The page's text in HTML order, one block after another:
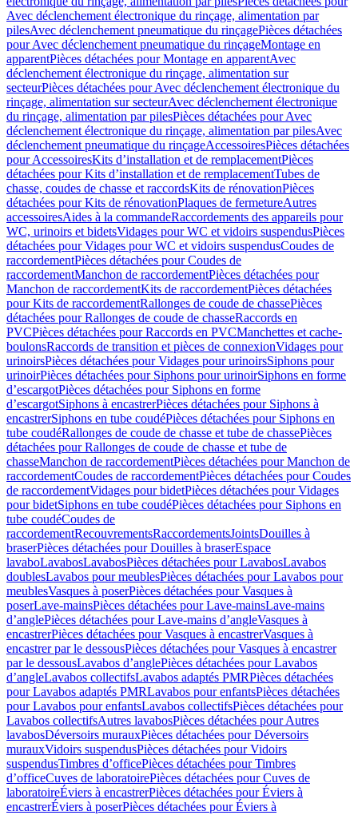
Avec déclenchement électronique du rinçage, alimentation par
pilesAvec déclenchement pneumatique du rinçagePièces détachées
pour Avec déclenchement pneumatique du rinçageMontage en
apparentPièces détachées pour Montage en apparentAvec
déclenchement électronique du rinçage, alimentation sur
secteurPièces détachées pour Avec déclenchement électronique du
rinçage, alimentation sur secteurAvec déclenchement électronique
du rinçage, alimentation par pilesPièces détachées pour Avec
déclenchement électronique du rinçage, alimentation par pilesAvec
déclenchement pneumatique du rinçageAccessoiresPièces détachées
pour AccessoiresKits d’installation et de remplacementPièces
détachées pour Kits d’installation et de remplacementTubes de
chasse, coudes de chasse et raccordsKits de rénovationPièces
détachées pour Kits de rénovationPlaques de fermetureAutres
accessoiresAides à la commandeRaccordements des appareils pour
WC, urinoirs et bidetsVidages pour WC et vidoirs suspendusPièces
détachées pour Vidages pour WC et vidoirs suspendusCoudes de
raccordementPièces détachées pour Coudes de
raccordementManchon de raccordementPièces détachées pour
Manchon de raccordementKits de raccordementPièces détachées
pour Kits de raccordementRallonges de coude de chassePièces
détachées pour Rallonges de coude de chasseRaccords en
PVCPièces détachées pour Raccords en PVCManchettes et cache-
boulonsRaccords de transition et pièces de connexionVidages pour
urinoirsPièces détachées pour Vidages pour urinoirsSiphons pour
urinoirPièces détachées pour Siphons pour urinoirSiphons en forme
d’escargotPièces détachées pour Siphons en forme
d’escargotSiphons à encastrerPièces détachées pour Siphons à
encastrerSiphons en tube coudéPièces détachées pour Siphons en
tube coudéRallonges de coude de chasse et tube de chassePièces
détachées pour Rallonges de coude de chasse et tube de
chasseManchon de raccordementPièces détachées pour Manchon de
raccordementCoudes de raccordementPièces détachées pour Coudes
de raccordementVidages pour bidetPièces détachées pour Vidages
pour bidetSiphons en tube coudéPièces détachées pour Siphons en
tube coudéCoudes de
raccordementRecouvrementsRaccordementsJointsDouilles à
braserPièces détachées pour Douilles à braserEspace
lavaboLavabosLavabosPièces détachées pour LavabosLavabos
doublesLavabos pour meublesPièces détachées pour Lavabos pour
meublesVasques à poserPièces détachées pour Vasques à
poserLave-mainsPièces détachées pour Lave-mainsLave-mains
d’anglePièces détachées pour Lave-mains d’angleVasques à
encastrerPièces détachées pour Vasques à encastrerVasques à
encastrer par le dessousPièces détachées pour Vasques à encastrer
par le dessousLavabos d’anglePièces détachées pour Lavabos
d’angleLavabos collectifsLavabos adaptés PMRPièces détachées
pour Lavabos adaptés PMRLavabos pour enfantsPièces détachées
pour Lavabos pour enfantsLavabos collectifsPièces détachées pour
Lavabos collectifsAutres lavabosPièces détachées pour Autres
lavabosDéversoirs murauxPièces détachées pour Déversoirs
murauxVidoirs suspendusPièces détachées pour Vidoirs
suspendusTimbres dʼofficePièces détachées pour Timbres
dʼofficeCuves de laboratoirePièces détachées pour Cuves de
laboratoireÉviers à encastrerPièces détachées pour Éviers à
encastrerÉviers à poserPièces détachées pour Éviers à